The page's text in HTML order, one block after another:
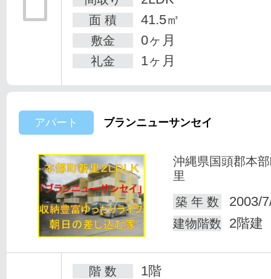
面 積 41.5㎡
敷金 0ヶ月
礼金 1ヶ月
アパート ブランニューサンセイ
沖縄県国頭郡本
里
築 年 数
2003/
建物階数 2階建
階 数 1階